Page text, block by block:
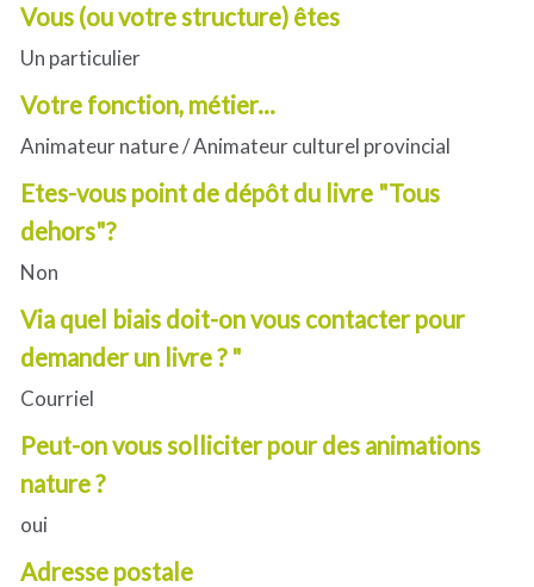
Vous (ou votre structure) êtes
Un particulier
Votre fonction, métier...
Animateur nature / Animateur culturel provincial
Etes-vous point de dépôt du livre "Tous
dehors"?
Non
Via quel biais doit-on vous contacter pour
demander un livre ? "
Courriel
Peut-on vous solliciter pour des animations
nature ?
oui
Adresse postale